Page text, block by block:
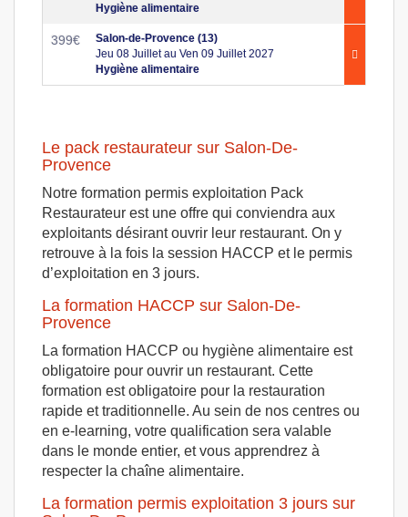
Hygiène alimentaire
399€
Salon-de-Provence (13)
Jeu 08 Juillet au Ven 09 Juillet 2027
Hygiène alimentaire
Le pack restaurateur sur Salon-De-
Provence
Notre formation permis exploitation Pack
Restaurateur est une offre qui conviendra aux
exploitants désirant ouvrir leur restaurant. On y
retrouve à la fois la session HACCP et le permis
d’exploitation en 3 jours.
La formation HACCP sur Salon-De-
Provence
La formation HACCP ou hygiène alimentaire est
obligatoire pour ouvrir un restaurant. Cette
formation est obligatoire pour la restauration
rapide et traditionnelle. Au sein de nos centres ou
en e-learning, votre qualification sera valable
dans le monde entier, et vous apprendrez à
respecter la chaîne alimentaire.
La formation permis exploitation 3 jours sur